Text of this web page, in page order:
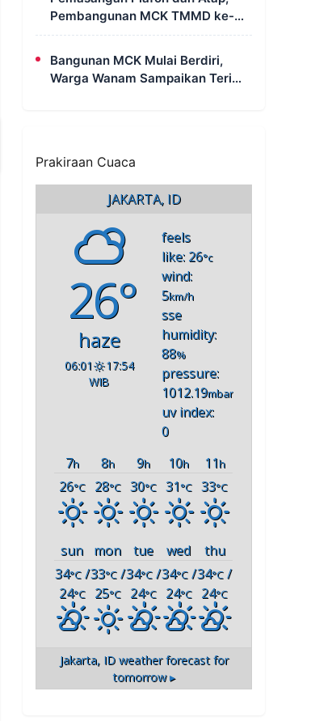
Pembangunan MCK TMMD ke-
129 di Kampung Wanam Hampir
Bangunan MCK Mulai Berdiri,
Warga Wanam Sampaikan Terima
Prakiraan Cuaca
JAKARTA, ID
26°
haze
06:01
17:54
WIB
feels
like: 26°c
wind:
5km/h
sse
humidity:
88%
pressure:
1012.19mbar
uv index:
0
7h 8h 9h 10h 11h
26°C 28°C 30°C 31°C 33°C
sun mon tue wed
thu
34°C/
24°C
33°C/
25°C
34°C/
24°C
34°C/
24°C
34°C /
24°C
Jakarta, IDweather forecast for
tomorrow ▸